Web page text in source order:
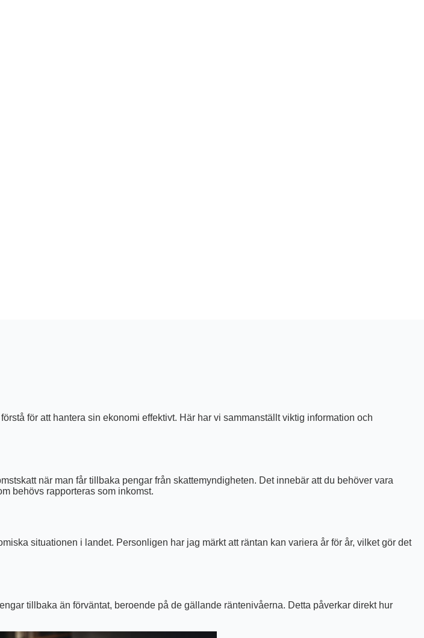
för att hantera sin ekonomi effektivt. Här har vi sammanställt viktig information och
när man får tillbaka pengar från skattemyndigheten. Det innebär att du behöver vara
behövs rapporteras som inkomst.
situationen i landet. Personligen har jag märkt att räntan kan variera år för år, vilket gör det
tillbaka än förväntat, beroende på de gällande räntenivåerna. Detta påverkar direkt hur